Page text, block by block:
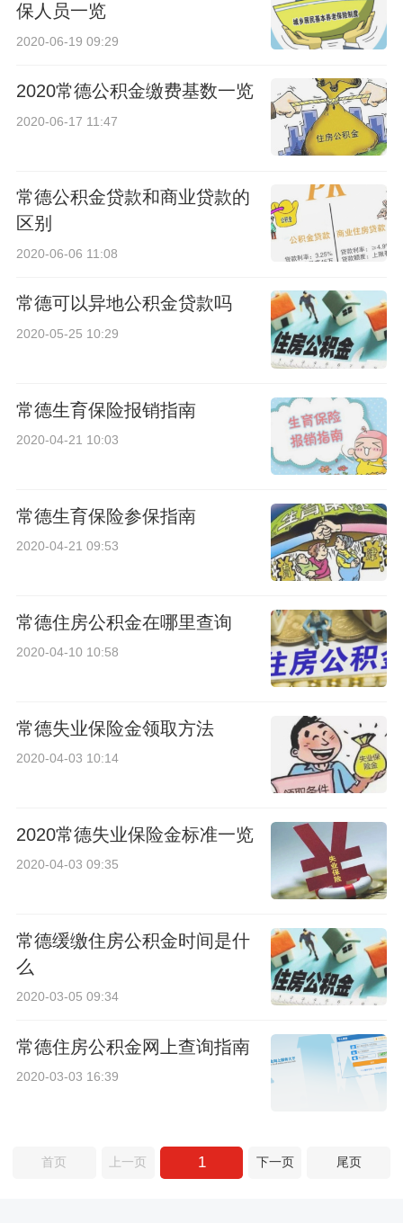
保人员一览
2020-06-19 09:29
2020常德公积金缴费基数一览
2020-06-17 11:47
常德公积金贷款和商业贷款的
区别
2020-06-06 11:08
常德可以异地公积金贷款吗
2020-05-25 10:29
常德生育保险报销指南
2020-04-21 10:03
常德生育保险参保指南
2020-04-21 09:53
常德住房公积金在哪里查询
2020-04-10 10:58
常德失业保险金领取方法
2020-04-03 10:14
2020常德失业保险金标准一览
2020-04-03 09:35
常德缓缴住房公积金时间是什
么
2020-03-05 09:34
常德住房公积金网上查询指南
2020-03-03 16:39
首页 上一页 1 下一页 尾页